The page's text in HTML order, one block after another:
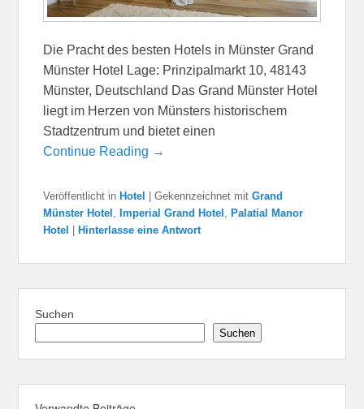
Die Pracht des besten Hotels in Münster Grand
Münster Hotel Lage: Prinzipalmarkt 10, 48143
Münster, Deutschland Das Grand Münster Hotel
liegt im Herzen von Münsters historischem
Stadtzentrum und bietet einen
Continue Reading →
Veröffentlicht in Hotel |Gekennzeichnet mit Grand
Münster Hotel , Imperial Grand Hotel , Palatial Manor
Hotel
Hinterlasse eine Antwort
Suchen
Suchen